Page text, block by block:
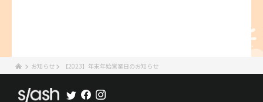
お知らせ 【2023】年末年始営業日のお知らせ